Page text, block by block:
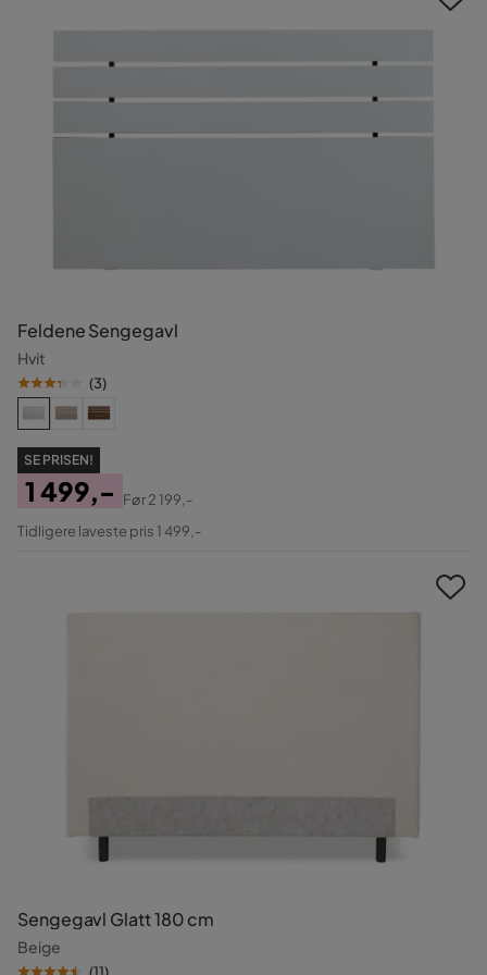
Feldene Sengegavl
Hvit
(3)
SE PRISEN!
Pris
1 499,-
Original
Før2 199,-
Tidligere laveste pris 1 499,-
Sengegavl Glatt 180 cm
Beige
(11)